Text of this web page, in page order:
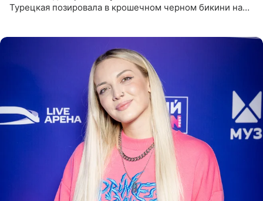
Турецкая позировала в крошечном черном бикини на